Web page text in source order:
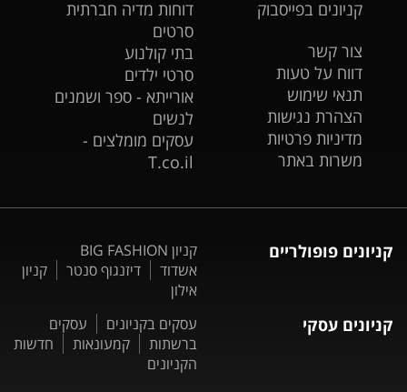
קניונים בפייסבוק
צור קשר
דווח על טעות
תנאי שימוש
הצהרת נגישות
מדיניות פרטיות
משרות באתר
דוחות מדיה חברתית
סרטים
בתי קולנוע
סרטי ילדים
אורייתא - ספר ושמנים
לנשים
עסקים מומלצים -
T.co.il
קניונים פופולריים
קניון BIG FASHION
אשדוד
דיזנגוף סנטר
קניון
אילון
קניונים עסקי עסקים בקניונים
עסקים
ברשתות
קמעונאות
חדשות
הקניונים